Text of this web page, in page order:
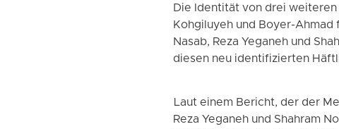
Die Identität von drei
Kohgiluyeh und Boyer-
Nasab, Reza Yeganeh und
diesen neu identifizierten
Laut einem Bericht, der der
Reza Yeganeh und Shahram